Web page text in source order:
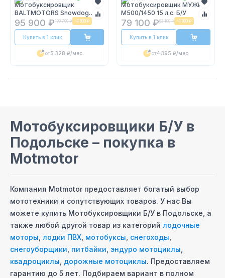
Мотобуксировщик
BALTMOTORS Snowdog
Standard Z15 Б/У
95 900 ₽100 700 ₽ -4 800 ₽
Купить в 1 клик
от5 328 ₽/мес
Мотобуксировщик МУЖИК
М500/1450 15 л.с. Б/У
79 100 ₽83 100 ₽ -4 000 ₽
Купить в 1 клик
от4 395 ₽/мес
Мотобуксировщики Б/У в
Подольске – покупка в
Motmotor
Компания Motmotor предоставляет богатый выбор
мототехники и сопутствующих товаров. У нас Вы
можете купить Мотобуксировщики Б/У в Подольске , а
также любой другой товар из категорий лодочные
моторы лодки ПВХ мотобуксы снегоходы
снегоуборщики питбайки эндуро мотоциклы
квадроциклы дорожные мотоциклы. Предоставляем
гарантию до 5 лет. Подбираем вариант в полном